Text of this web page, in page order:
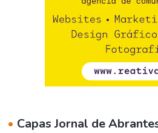
• Capas Jornal de